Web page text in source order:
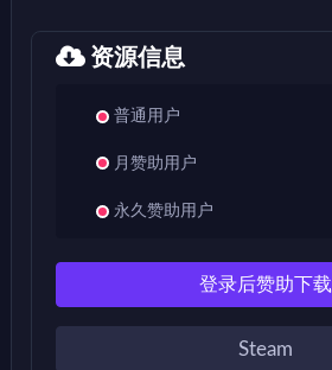
资源信息
普通用户
月赞助用户
永久赞助用户
登录后赞助下载
Steam